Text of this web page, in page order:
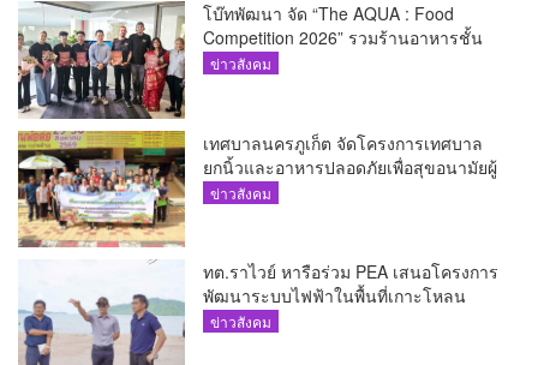
โบ๊ทพัฒนา จัด “The AQUA : Food
Competition 2026” รวมร้านอาหารชั้น
นำของ The Shopps at The AQUA ชู
ข่าวสังคม
เทศบาลนครภูเก็ต จัดโครงการเทศบาล
ยกนิ้วและอาหารปลอดภัยเพื่อสุขอนามัยผู้
บริโภค
ข่าวสังคม
ทต.ราไวย์ หารือร่วม PEA เสนอโครงการ
พัฒนาระบบไฟฟ้าในพื้นที่เกาะโหลน
ข่าวสังคม